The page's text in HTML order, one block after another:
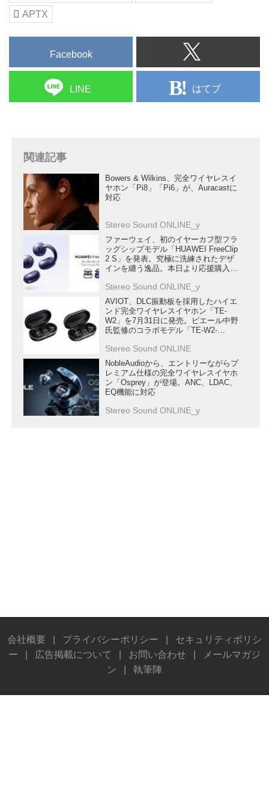
APTX
Facebook
LINE はてブ
関連記事
Bowers & Wilkins、完全ワイヤレスイ
ヤホン「Pi8」「Pi6」が、Auracastに
対応
Stereo Sound ONLINE_y
ファーウェイ、初のイヤーカフ型フラ
ッグシップモデル「HUAWEI FreeClip
2 S」を発表。究極に洗練されたデザ
インを纏う逸品。本日より応援購入受
Stereo Sound ONLINE_y
AVIOT、DLC振動板を採用したハイエ
ンド完全ワイヤレスイヤホン「TE-
W2」を7月31日に発売。ピエール中野
氏監修のコラボモデル「TE-W2-
Stereo Sound ONLINE
NobleAudioから、エントリーながらプ
レミアム仕様の完全ワイヤレスイヤホ
ン「Osprey」が登場。ANC、LDAC、
EQ機能に対応
Stereo Sound ONLINE_y
会社概要 プライバシーポリシー
セキュリティポリシ
ー
広告掲載について お問い合わせ
メールマガジ
ン
執筆陣